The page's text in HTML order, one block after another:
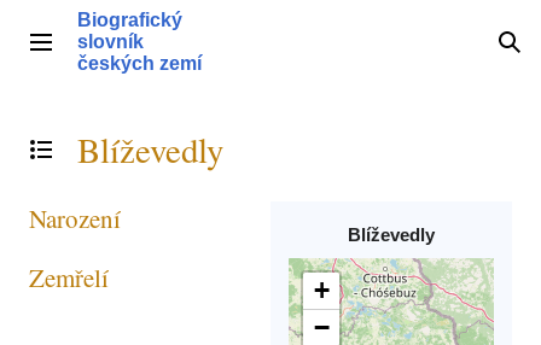
obsahHlavní menu
Biografický
slovník
českých zemí
Přepnout obsah
Blíževedly
Blíževedly
+
−
Narození
Zemřelí